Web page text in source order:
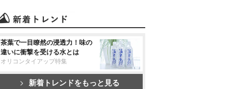
茶葉で一目瞭然の浸透力！味の
違いに衝撃を受ける水とは
オリコンタイアップ特集
新着トレンドをもっと見る